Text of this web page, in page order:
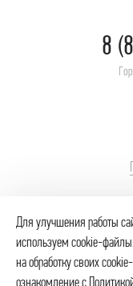
8
© 2026 ИП Неупокоев
Использование
основании
Для улучшения работы
используем cookie-
на обработку своих
ознакомление с